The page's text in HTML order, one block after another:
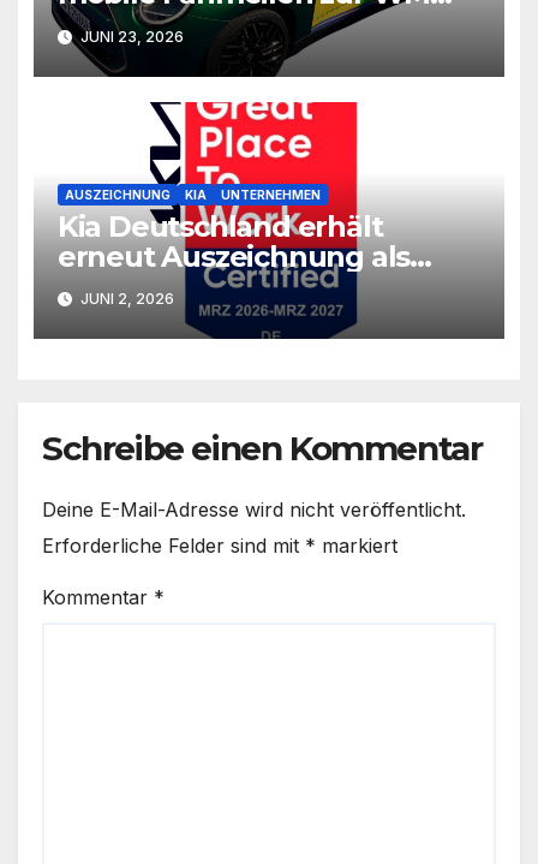
2026
JUNI 23, 2026
AUSZEICHNUNG KIA UNTERNEHMEN
Kia Deutschland erhält
erneut Auszeichnung als
großartiger Arbeitgeber
JUNI 2, 2026
Schreibe einen Kommentar
Deine E-Mail-Adresse wird nicht veröffentlicht.
Erforderliche Felder sind mit * markiert
Kommentar *